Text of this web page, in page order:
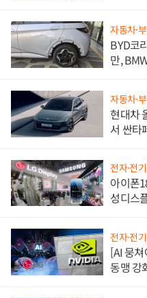
자동차·
BYD코
만,
자동차·
현대차
서 싼타
전자·전
아이폰
성디스
전자·전
[AI 뭉
동맹 강